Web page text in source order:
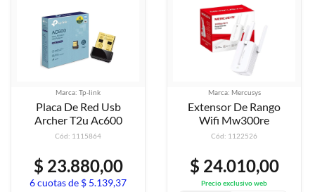
Marca: Tp-link
Placa De Red Usb
Archer T2u Ac600
Cód: 1115864
$ 23.880,00
6 cuotas de $ 5.139,37
Marca: Mercusys
Extensor De Rango
Wifi Mw300re
Cód: 1122526
$ 24.010,00
Precio exclusivo web